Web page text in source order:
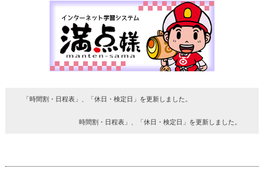
「時間割・日程表」、「休日・検定日」を更新しました。
時間割・日程表」、「休日・検定日」を更新しました。